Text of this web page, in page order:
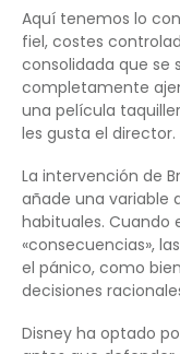
Aquí tenemos lo
fiel, costes
consolidada que se
completamente
una película
les gusta el director.
La intervención de
añade una variable
habituales. Cuando
«consecuencias»,
el pánico, como
decisiones
Disney ha optado